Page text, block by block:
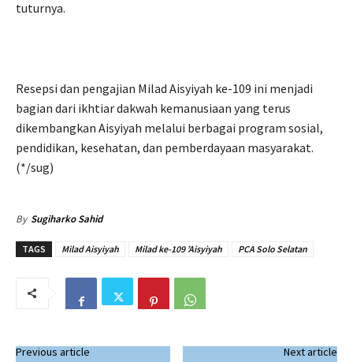
tuturnya.
Resepsi dan pengajian Milad Aisyiyah ke-109 ini menjadi
bagian dari ikhtiar dakwah kemanusiaan yang terus
dikembangkan Aisyiyah melalui berbagai program sosial,
pendidikan, kesehatan, dan pemberdayaan masyarakat.
(*/sug)
By Sugiharko Sahid
TAGS Milad Aisyiyah Milad ke-109 ’Aisyiyah PCA Solo Selatan
Previous article Next article